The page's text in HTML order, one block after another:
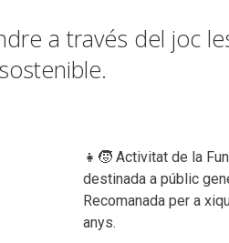
a través del joc
👧🧒 Activitat de la
destinada a públic
Recomanada per a
anys.